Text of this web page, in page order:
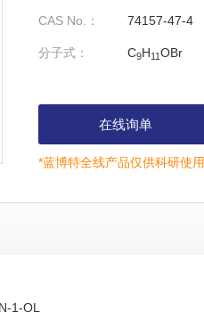
CAS No.： 74157-47-4
分子式： C9H11OBr
在线询单
*蓝博特全线产品仅供科研使用
1-OL